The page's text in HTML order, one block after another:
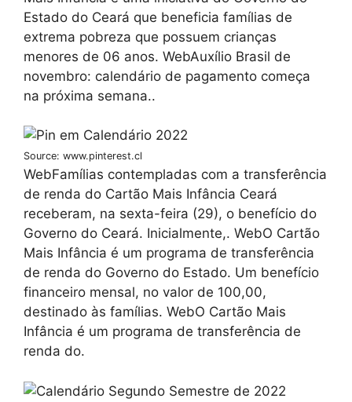
Estado do Ceará que beneficia famílias de
extrema pobreza que possuem crianças
menores de 06 anos. WebAuxílio Brasil de
novembro: calendário de pagamento começa
na próxima semana..
Source: www.pinterest.cl
WebFamílias contempladas com a transferência
de renda do Cartão Mais Infância Ceará
receberam, na sexta-feira (29), o benefício do
Governo do Ceará. Inicialmente,. WebO Cartão
Mais Infância é um programa de transferência
de renda do Governo do Estado. Um benefício
financeiro mensal, no valor de 100,00,
destinado às famílias. WebO Cartão Mais
Infância é um programa de transferência de
renda do.